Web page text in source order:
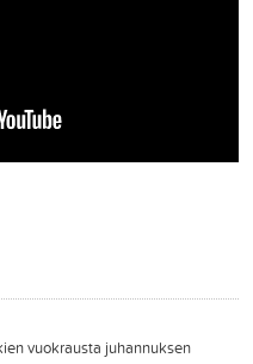
vuokrausta juhannuksen